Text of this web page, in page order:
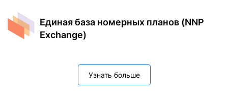
Единая база номерных планов (NNP
Exchange)
Узнать больше